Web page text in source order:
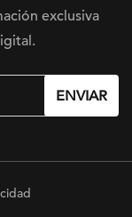
exclusiva
ENVIAR